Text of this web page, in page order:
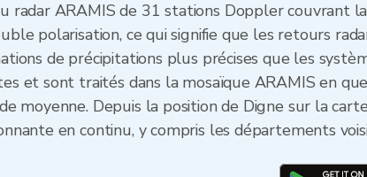
radar ARAMIS de 31 stations Doppler couvrant
polarisation, ce qui signifie que les retours
de précipitations plus précises que les
et sont traités dans la mosaïque ARAMIS en
moyenne. Depuis la position de Digne sur la
en continu, y compris les départements